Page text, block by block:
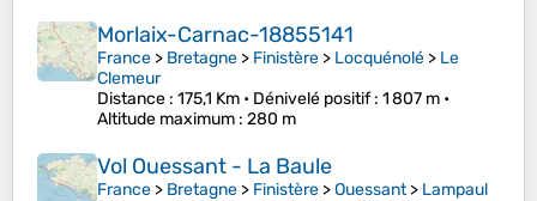
Morlaix-Carnac-18855141
France > Bretagne > Finistère > Locquénolé > Le
Clemeur
Distance : 175,1 Km • Dénivelé positif: 1 807 m •
Altitude maximum : 280 m
Vol Ouessant - La Baule
France > Bretagne > Finistère >Ouessant> Lampaul